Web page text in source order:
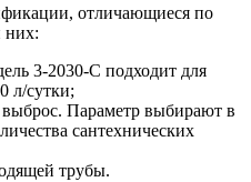
отличающиеся по
них:
3-2030-С подходит для
л/сутки;
Параметр выбирают в
сантехнических
трубы.